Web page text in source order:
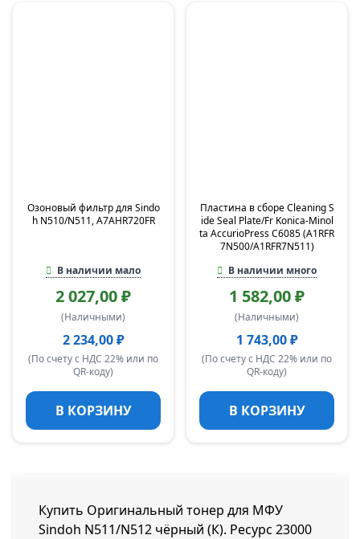
Озоновый фильтр для Sindo
h N510/N511, A7AHR720FR
В наличии мало
2 027,00 ₽
(Наличными)
2 234,00 ₽
(По счету с НДС 22% или по
QR-коду)
В КОРЗИНУ
Пластина в сборе Cleaning S
ide Seal Plate/Fr Konica-Minol
ta AccurioPress C6085 (A1RFR
7N500/A1RFR7N511)
В наличии много
1 582,00 ₽
(Наличными)
1 743,00 ₽
(По счету с НДС 22% или по
QR-коду)
В КОРЗИНУ
Купить Оригинальный тонер для МФУ
Sindoh N511/N512 чёрный (К). Ресурс 23000